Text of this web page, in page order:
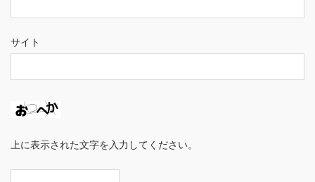
サイト
上に表示された文字を入力してください。